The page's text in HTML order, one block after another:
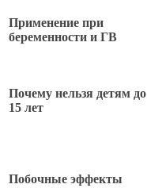
Применение при
беременности и ГВ
Почему нельзя детям до
15 лет
Побочные эффекты